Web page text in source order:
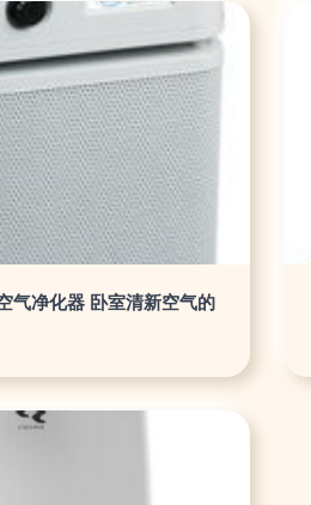
气净化器 卧室清新空气的